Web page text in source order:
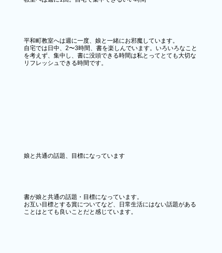
平和町教室へは週に一度、娘と一緒にお邪魔しています。
自宅では日中、2〜3時間、書を楽しんでいます。いろいろなこと
を考えず、集中し、書に没頭できる時間は私とってとても大切な
リフレッシュできる時間です。
書が娘と共通の話題・目標になっています。
​お互い目標とする賞についてなど、日常生活にはない話題がある
ことはとても良いことだと感じています。
娘と共通の話題、目標になっています